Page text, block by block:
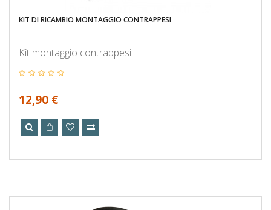
KIT DI RICAMBIO MONTAGGIO CONTRAPPESI
Kit montaggio contrappesi
12,90 €